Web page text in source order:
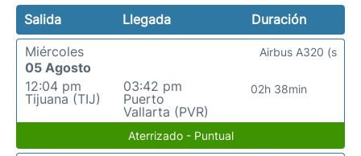
Salida Llegada
Duración
Miércoles
05 Agosto
12:04 pm
Tijuana (TIJ)
03:42 pm
Puerto
Vallarta (PVR)
02h 38min
Airbus A320 (s
Aterrizado - Puntual